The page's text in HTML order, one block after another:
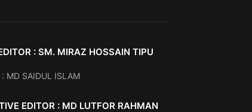
: SM. MIRAZ HOSSAIN TIPU
: MD SAIDUL ISLAM
EDITOR : MD LUTFOR RAHMAN